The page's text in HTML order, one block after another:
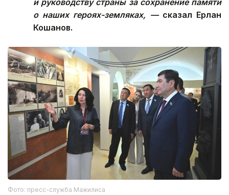
о наших героях-земляках, — сказал Ерлан
Кошанов.
Фото: пресс-служба Мажилиса